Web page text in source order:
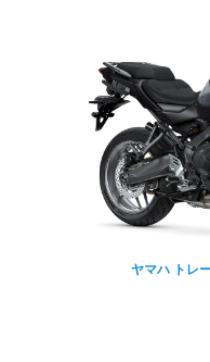
ヤマハ トレ